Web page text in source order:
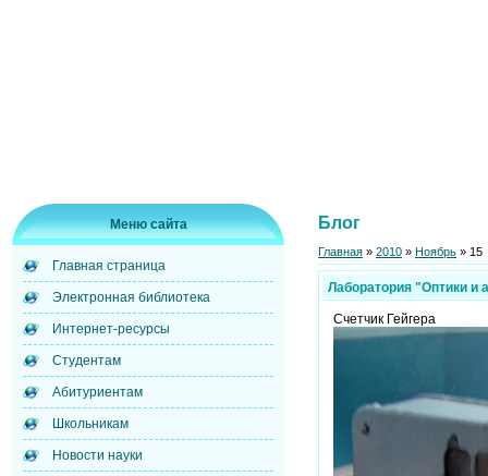
Меню сайта
Главная страница
Электронная библиотека
Интернет-ресурсы
Студентам
Абитуриентам
Школьникам
Новости науки
Блог
Главная » 2010 » Ноябрь » 15
Лаборатория "Оптики и
Счетчик Гейгера